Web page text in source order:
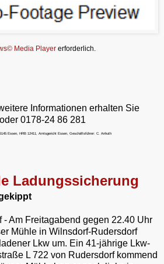
Media Player erforderlich.
Informationen erhalten Sie
0178-24 86 281
Essen, HRB 12411, Amtsgericht Essen, Geschäftsführer: C. Anhuth
Ladungssicherung
Am Freitagabend gegen 22.40 Uhr
Mühle in Wilnsdorf-Rudersdorf
Lkw um. Ein 41-jährige Lkw-
L 722 von Rudersdorf kommend